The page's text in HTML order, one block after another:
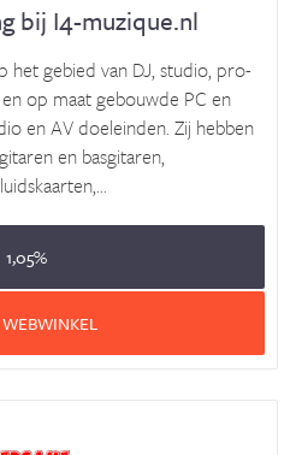
bij I4-muzique.nl
het gebied van DJ, studio, pro-
op maat gebouwde PC en
en AV doeleinden. Zij hebben
en basgitaren,
1,05%